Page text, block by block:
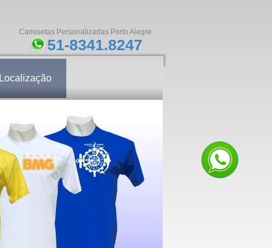
Camisetas Personalizadas Porto Alegre
51-8341.8247
Localização